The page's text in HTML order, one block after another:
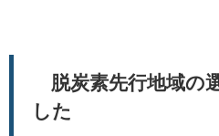
脱炭素先行地域の
した